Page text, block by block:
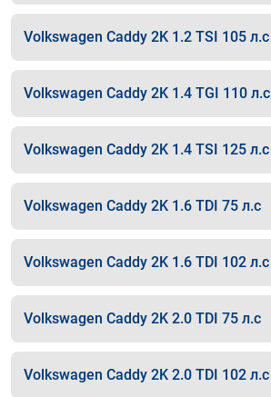
Volkswagen Caddy 2K 1.2 TSI 105 л.с
Volkswagen Caddy 2K 1.4 TGI 110 л.с
Volkswagen Caddy 2K 1.4 TSI 125 л.с
Volkswagen Caddy 2K 1.6 TDI 75 л.с
Volkswagen Caddy 2K 1.6 TDI 102 л.с
Volkswagen Caddy 2K 2.0 TDI 75 л.с
Volkswagen Caddy 2K 2.0 TDI 102 л.с